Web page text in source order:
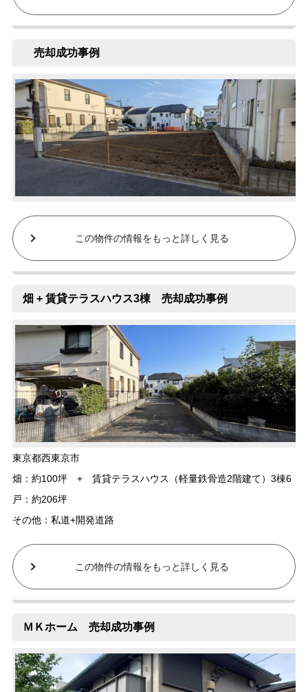
売却成功事例
この物件の情報をもっと詳しく見る
畑 + 賃貸テラスハウス3棟 売却成功事例
東京都西東京市
畑：約100坪 + 賃貸テラスハウス（軽量鉄骨造2階建て）3棟6
戸：約206坪
その他：私道+開発道路
この物件の情報をもっと詳しく見る
ＭＫホーム 売却成功事例